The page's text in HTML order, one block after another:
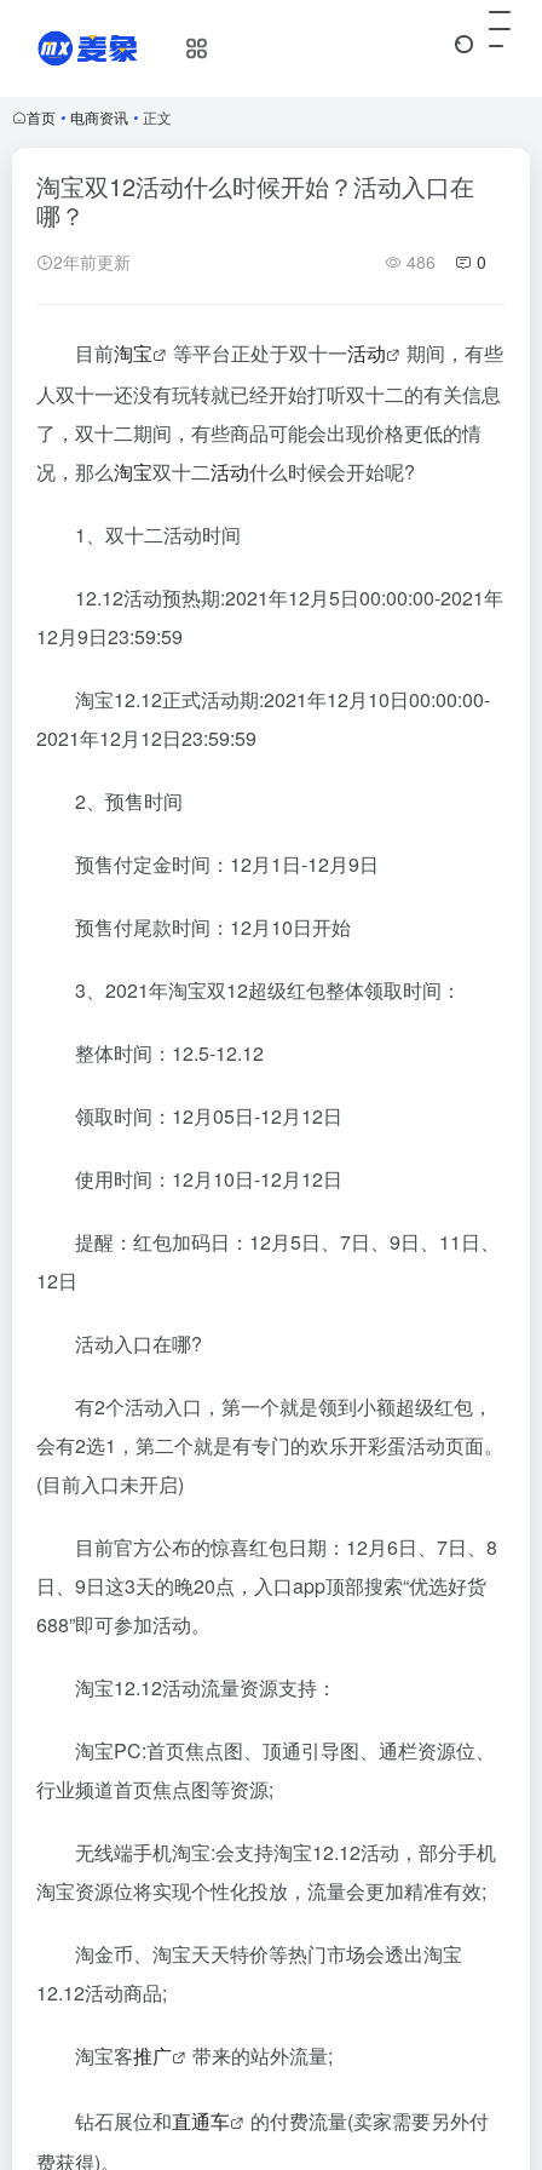
首页 • 电商资讯 • 正文
淘宝双12活动什么时候开始？活动入口在
哪？
2年前更新 486 0
目前淘宝 等平台正处于双十一活动
期间，有些
人双十一还没有玩转就已经开始打听双十二的有关信息
了，双十二期间，有些商品可能会出现价格更低的情
况，那么淘宝双十二活动什么时候会开始呢?
1、双十二活动时间
12.12活动预热期:2021年12月5日00:00:00-2021年
12月9日23:59:59
淘宝12.12正式活动期:2021年12月10日00:00:00-
2021年12月12日23:59:59
2、预售时间
预售付定金时间：12月1日-12月9日
预售付尾款时间：12月10日开始
3、2021年淘宝双12超级红包整体领取时间：
整体时间：12.5-12.12
领取时间：12月05日-12月12日
使用时间：12月10日-12月12日
提醒：红包加码日：12月5日、7日、9日、11日、
12日
活动入口在哪?
有2个活动入口，第一个就是领到小额超级红包，
会有2选1，第二个就是有专门的欢乐开彩蛋活动页面。
(目前入口未开启)
目前官方公布的惊喜红包日期：12月6日、7日、8
日、9日这3天的晚20点，入口app顶部搜索“优选好货
688”即可参加活动。
淘宝12.12活动流量资源支持：
淘宝PC:首页焦点图、顶通引导图、通栏资源位、
行业频道首页焦点图等资源;
无线端手机淘宝:会支持淘宝12.12活动，部分手机
淘宝资源位将实现个性化投放，流量会更加精准有效;
淘金币、淘宝天天特价等热门市场会透出淘宝
12.12活动商品;
淘宝客推广 带来的站外流量;
钻石展位和直通车
的付费流量(卖家需要另外付
费获得)。